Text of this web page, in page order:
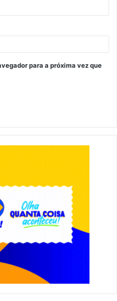
para a próxima vez que